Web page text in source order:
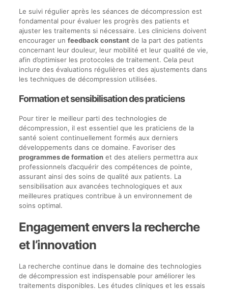
Le suivi régulier après les séances de décompression est
fondamental pour évaluer les progrès des patients et
ajuster les traitements si nécessaire. Les cliniciens doivent
encourager un feedback constantde la part des patients
concernant leur douleur, leur mobilité et leur qualité de vie,
afin d’optimiser les protocoles de traitement. Cela peut
inclure des évaluations régulières et des ajustements dans
les techniques de décompression utilisées.
Formation et sensibilisation des praticiens
Pour tirer le meilleur parti des technologies de
décompression, il est essentiel que les praticiens de la
santé soient continuellement formés aux derniers
développements dans ce domaine. Favoriser des
programmes de formationet des ateliers permettra aux
professionnels d’acquérir des compétences de pointe,
assurant ainsi des soins de qualité aux patients. La
sensibilisation aux avancées technologiques et aux
meilleures pratiques contribue à un environnement de
soins optimal.
Engagement envers la recherche
et l’innovation
La recherche continue dans le domaine des technologies
de décompression est indispensable pour améliorer les
traitements disponibles. Les études cliniques et les essais